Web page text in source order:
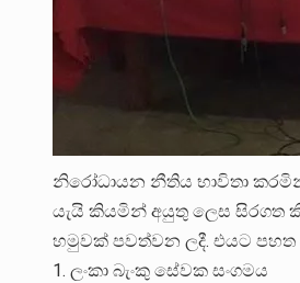
නිරෝධායන නීතිය භාවිතා
යැයි කියමින් අයුතු ලෙස සිරගත
හමුවක් පවත්වන ලදී. එයට පහත
1. ලංකා බැංකු සේවක සංගමය